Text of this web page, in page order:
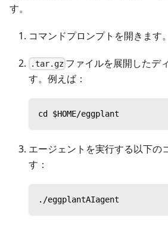
す。
コマンドプロンプトを開きます。
.tar.gz ファイルを展開したデ
す。例えば：
cd $HOME/eggplant
エージェントを実行する以下の
す：
./eggplantAIagent